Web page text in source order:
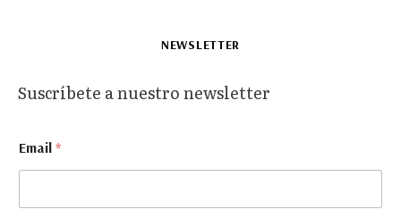
NEWSLETTER
Suscríbete a nuestro newsletter
*
*
Email *